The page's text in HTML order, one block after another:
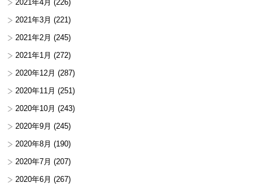
2021年4月 (226)
2021年3月 (221)
2021年2月 (245)
2021年1月 (272)
2020年12月 (287)
2020年11月 (251)
2020年10月 (243)
2020年9月 (245)
2020年8月 (190)
2020年7月 (207)
2020年6月 (267)